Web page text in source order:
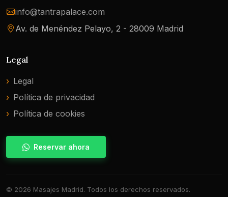
info@tantrapalace.com
Av. de Menéndez Pelayo, 2 - 28009 Madrid
Legal
Legal
Política de privacidad
Política de cookies
Reservar ahora
© 2026 Masajes Madrid. Todos los derechos reservados.